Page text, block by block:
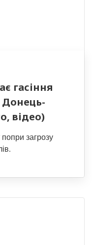
гасіння
Донець-
відео)
загрозу